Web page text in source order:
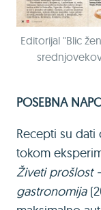
Editorijal "Blic
POSEBNA
Recepti su dati
tokom
Živeti prošlost
gastronomija